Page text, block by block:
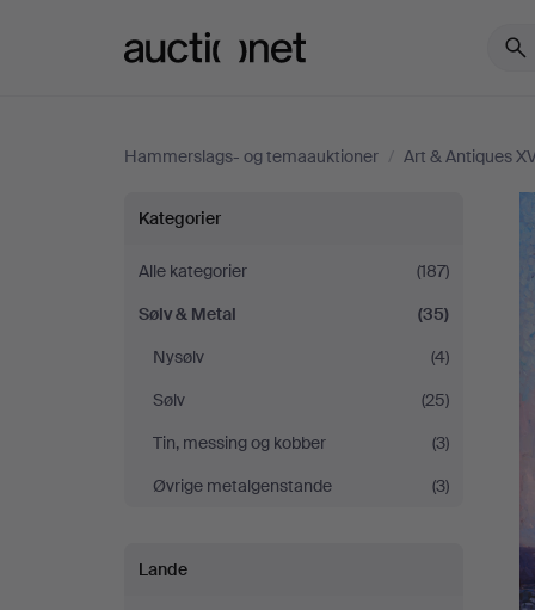
Hammerslags- og temaauktioner / Art & Antiques
Art
&
Antiques
XV
Kategorier
Alle kategorier
(187)
Sølv & Metal
(35)
Nysølv
(4)
Sølv
(25)
Tin, messing og kobber
(3)
Øvrige metalgenstande
(3)
Lande